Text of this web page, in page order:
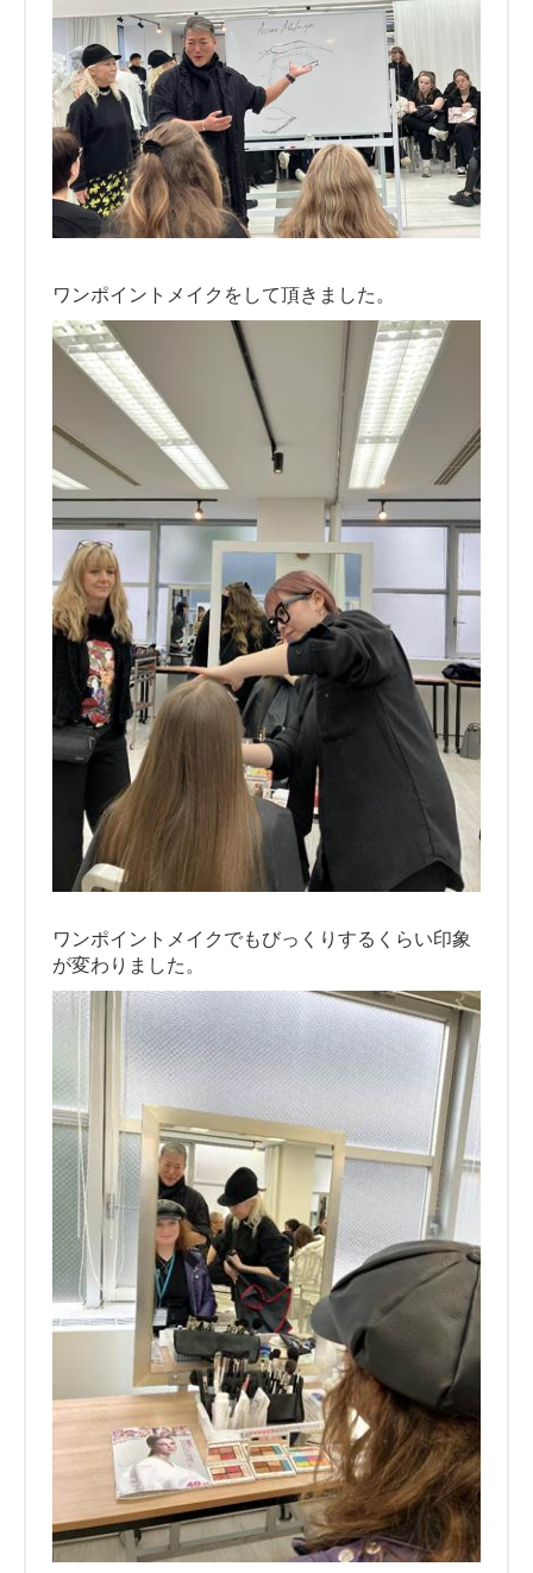
ワンポイントメイクをして頂きました。
ワンポイントメイクでもびっくりするくらい印象
が変わりました。